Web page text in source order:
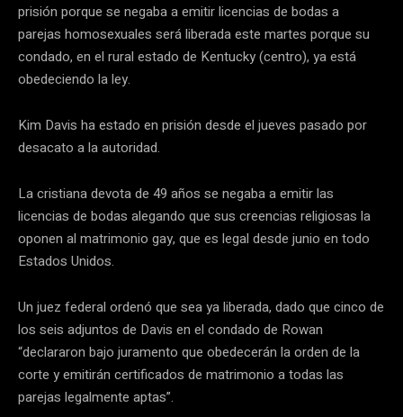
prisión porque se negaba a emitir licencias de bodas a
parejas homosexuales será liberada este martes porque su
condado, en el rural estado de Kentucky (centro), ya está
obedeciendo la ley.
Kim Davis ha estado en prisión desde el jueves pasado por
desacato a la autoridad.
La cristiana devota de 49 años se negaba a emitir las
licencias de bodas alegando que sus creencias religiosas la
oponen al matrimonio gay, que es legal desde junio en todo
Estados Unidos.
Un juez federal ordenó que sea ya liberada, dado que cinco de
los seis adjuntos de Davis en el condado de Rowan
“declararon bajo juramento que obedecerán la orden de la
corte y emitirán certificados de matrimonio a todas las
parejas legalmente aptas”.